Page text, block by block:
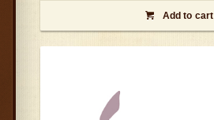
 Add to cart